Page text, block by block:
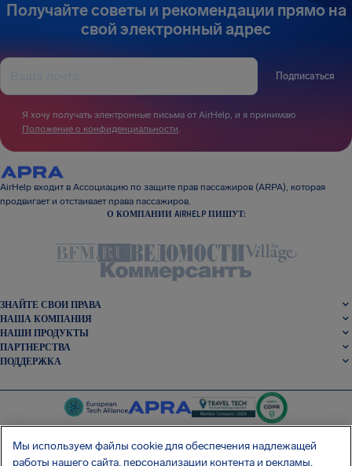
Получайте советы и рекомендации прямо на
свой электронный адрес
Подписаться
Я хочу получать электронные письма от AirHelp, и я принимаю
Положение о конфиденциальности.
AirHelp входит в Ассоциацию по защите прав пассажиров (ARPA), которая
продвигает и отстаивает права пассажиров.
О КОМПАНИИ AIRHELP ПИШУТ:
ЗНАЙТЕ СВОИ ПРАВА
НАША КОМПАНИЯ
НАШИ ПРОДУКТЫ
ПАРТНЕРСТВА
ПОДДЕРЖКА
Мы используем файлы cookie для обеспечения надлежащей
работы нашего сайта, персонализации контента и рекламы,